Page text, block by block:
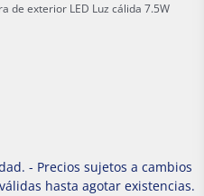
de exterior LED Luz cálida 7.5W
- Precios sujetos a cambios
hasta agotar existencias.